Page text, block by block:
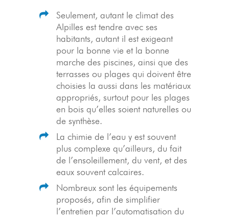
Seulement, autant le climat des
Alpilles est tendre avec ses
habitants, autant il est exigeant
pour la bonne vie et la bonne
marche des piscines, ainsi que des
terrasses ou plages qui doivent être
choisies la aussi dans les matériaux
appropriés, surtout pour les plages
en bois qu’elles soient naturelles ou
de synthèse.
La chimie de l’eau y est souvent
plus complexe qu’ailleurs, du fait
de l’ensoleillement, du vent, et des
eaux souvent calcaires.
Nombreux sont les équipements
proposés, afin de simplifier
l’entretien par l’automatisation du